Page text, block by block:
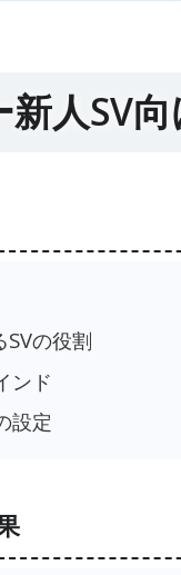
人SV
の役割
ンド
設定